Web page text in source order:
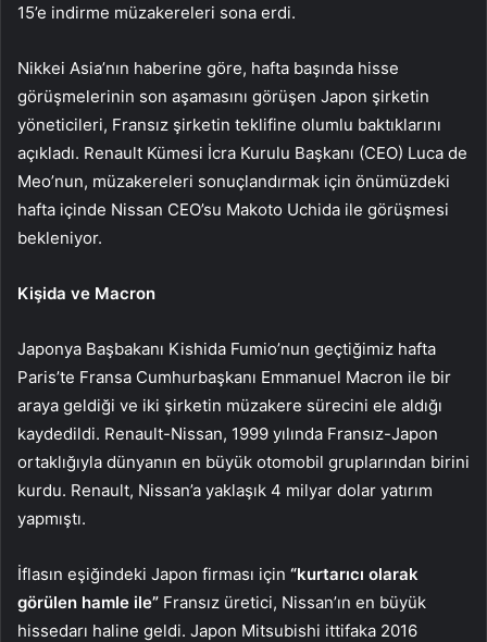
15’e indirme müzakereleri sona erdi.
Nikkei Asia’nın haberine göre, hafta başında hisse
görüşmelerinin son aşamasını görüşen Japon şirketin
yöneticileri, Fransız şirketin teklifine olumlu baktıklarını
açıkladı. Renault Kümesi İcra Kurulu Başkanı (CEO) Luca de
Meo’nun, müzakereleri sonuçlandırmak için önümüzdeki
hafta içinde Nissan CEO’su Makoto Uchida ile görüşmesi
bekleniyor.
Kişida ve Macron
Japonya Başbakanı Kishida Fumio’nun geçtiğimiz hafta
Paris’te Fransa Cumhurbaşkanı Emmanuel Macron ile bir
araya geldiği ve iki şirketin müzakere sürecini ele aldığı
kaydedildi. Renault-Nissan, 1999 yılında Fransız-Japon
ortaklığıyla dünyanın en büyük otomobil gruplarından birini
kurdu. Renault, Nissan’a yaklaşık 4 milyar dolar yatırım
yapmıştı.
İflasın eşiğindeki Japon firması için “kurtarıcı olarak
görülen hamle ile” Fransız üretici, Nissan’ın en büyük
hissedarı haline geldi. Japon Mitsubishi ittifaka 2016